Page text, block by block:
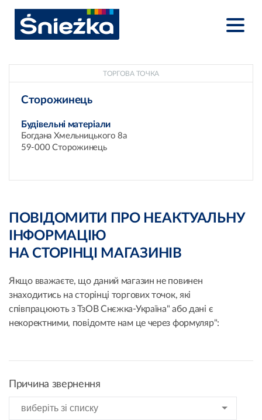
ТОРГОВА ТОЧКА
Сторожинець
Будівельні матеріали
Богдана Хмельницького 8а
59-000 Сторожинець
ПОВІДОМИТИ ПРО НЕАКТУАЛЬНУ
ІНФОРМАЦІЮ
НА СТОРІНЦІ МАГАЗИНІВ
Якщо вважаєте, що даний магазин не повинен
знаходитись на сторінці торгових точок, які
співпрацюють з ТзОВ Снєжка-Україна" або дані є
некоректними, повідомте нам це через формуляр":
Причина звернення